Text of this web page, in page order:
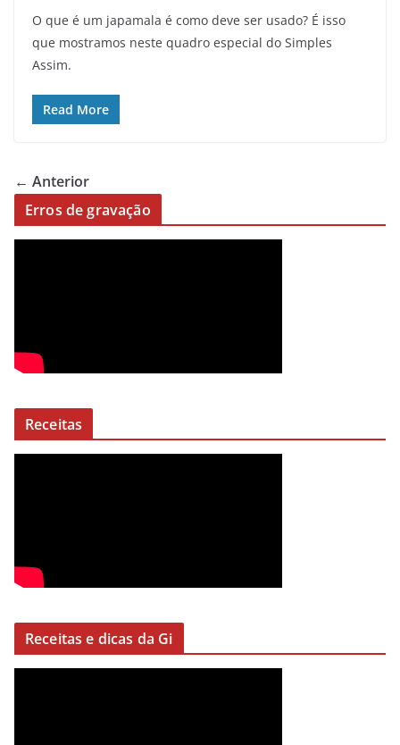
O que é um japamala é como deve ser usado? É isso
que mostramos neste quadro especial do Simples
Assim.
Read More
← Anterior
Erros de gravação
Receitas
Receitas e dicas da Gi